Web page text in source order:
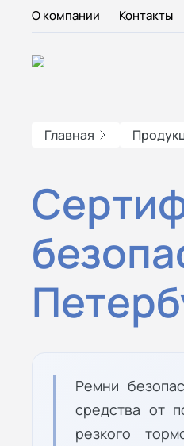
О компании Контакты
Главная
Ремни
средства от
резкого